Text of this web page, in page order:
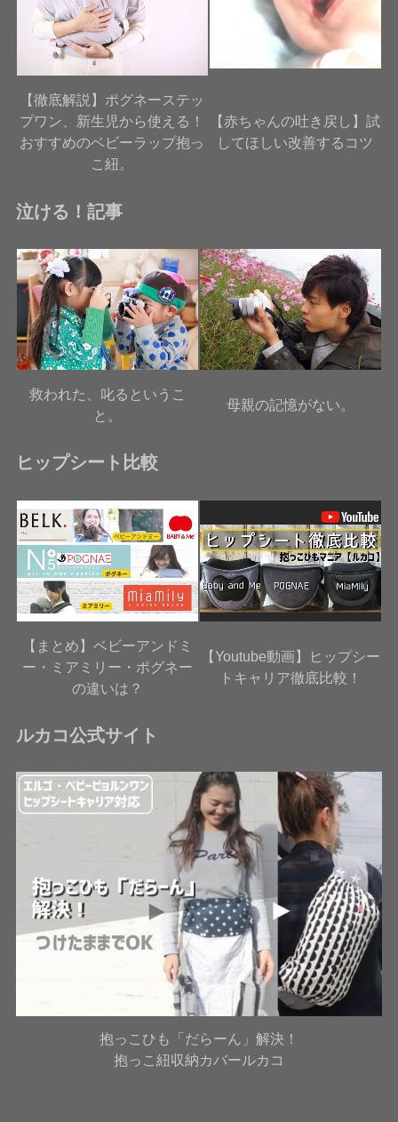
【徹底解説】ポグネーステッ
プワン、新生児から使える！
おすすめのベビーラップ抱っ
こ紐。
【赤ちゃんの吐き戻し】試
してほしい改善するコツ
泣ける！記事
救われた、叱るというこ
と。
母親の記憶がない。
ヒップシート比較
【まとめ】ベビーアンドミ
ー・ミアミリー・ポグネー
の違いは？
【Youtube動画】ヒップシー
トキャリア徹底比較！
ルカコ公式サイト
抱っこひも「だらーん」解決！
抱っこ紐収納カバールカコ